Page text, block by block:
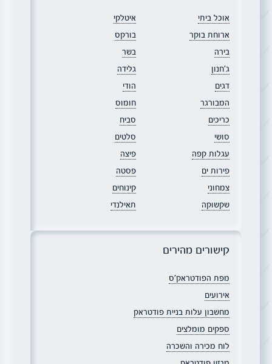
אוכל ביתי
איטלקי
ארוחת בוקר
בורקס
בירה
בשר
ג׳חנון
גלידה
דגים
הודי
המבורגר
חומוס
כריכים
סביח
סושי
סלטים
עגלות קפה
פיצה
פירות ים
פסטה
צמחוני
קינוחים
שקשוקה
תאילנדי
קישורים מהירים
מפת הפודטראק׳ס
אירועים
מחשבון עלות בניית פודטראק
ספקים מומלצים
לוח מכירה והשכרה